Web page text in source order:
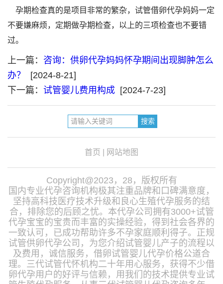
孕期检查真的是项目非常的繁杂，试管借卵代孕妈妈一定
不要嫌麻烦，定期做孕期检查，以上的三项检查也不要错
过。
上一篇： 咨询：供卵代孕妈妈怀孕期间出现脚肿怎么
办？
[2024-8-21]
下一篇： 试管婴儿费用构成 [2024-7-23]
首页 网站地图
Copyright@2023，28，版权所有
国内专业代孕咨询机构极其注重品牌和口碑满意度，
坚持高科技医疗技术升级和良心生殖代孕服务的结
合，排除您的后顾之忧。本代孕公司拥有3000+试管
代孕宝宝的宝贵而丰富的实操经验，得到社会各界的
一致认可，已成功帮助许多不孕家庭顺利得子。正规
试管供卵代孕公司，为您介绍试管婴儿产子的流程以
及费用，诚信服务，借卵试管婴儿代孕价格公道合
理。三代试管代怀机构二十年用心服务，获得不少借
卵代孕用户的好评与信赖，用我们的技术提供专业试